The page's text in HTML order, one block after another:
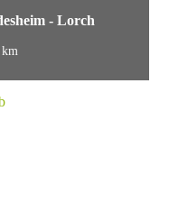
- Lorch